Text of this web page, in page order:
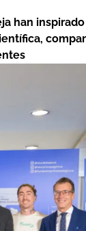
han